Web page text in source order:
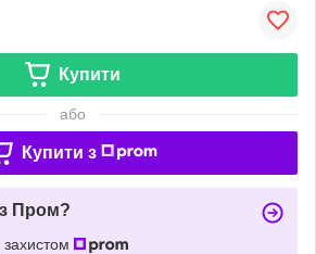
Купити
або
Купити з
Пром?